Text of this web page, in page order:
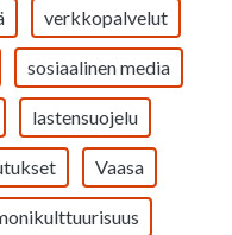
verkkopalvelut
sosiaalinen media
lastensuojelu
Vaasa